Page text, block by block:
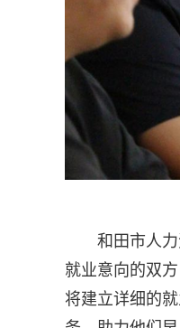
和田市人
就业意向的双
将建立详细的